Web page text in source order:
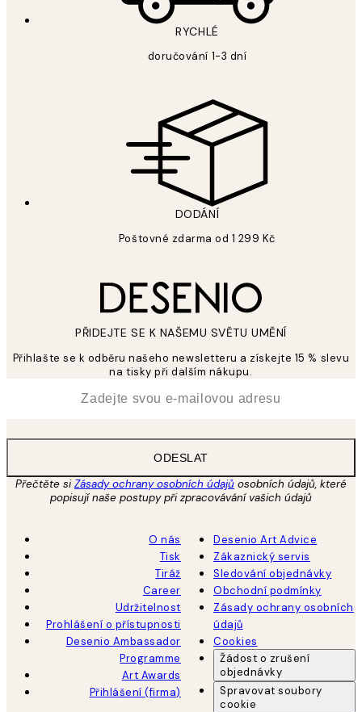
RYCHLÉ
doručování 1-3 dní
DODÁNÍ
Poštovné zdarma od 1 299 Kč
PŘIDEJTE SE K NAŠEMU SVĚTU UMĚNÍ
Přihlašte se k odběru našeho newsletteru a získejte 15 % slevu
na tisky při dalším nákupu.
ODESLAT
Přečtěte siZásady ochrany osobních údajů osobních údajů, které
popisují naše postupy při zpracovávání vašich údajů
O nás
Tisk
Tiráž
Career
Udržitelnost
Prohlášení o přístupnosti
Desenio Ambassador
Programme
Art Awards
Přihlášení (firma)
Desenio Art Advice
Zákaznický servis
Sledování objednávky
Obchodní podmínky
Zásady ochrany osobních
údajů
Cookies
Žádost o zrušení
objednávky
Spravovat soubory
cookie